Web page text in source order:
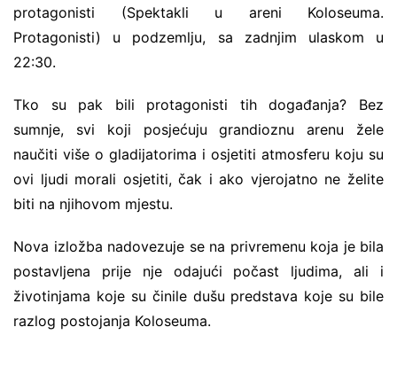
protagonisti (Spektakli u areni Koloseuma.
Protagonisti) u podzemlju, sa zadnjim ulaskom u
22:30.
Tko su pak bili protagonisti tih događanja? Bez
sumnje, svi koji posjećuju grandioznu arenu žele
naučiti više o gladijatorima i osjetiti atmosferu koju su
ovi ljudi morali osjetiti, čak i ako vjerojatno ne želite
biti na njihovom mjestu.
Nova izložba nadovezuje se na privremenu koja je bila
postavljena prije nje odajući počast ljudima, ali i
životinjama koje su činile dušu predstava koje su bile
razlog postojanja Koloseuma.